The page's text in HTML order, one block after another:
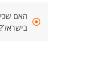
בישראל?